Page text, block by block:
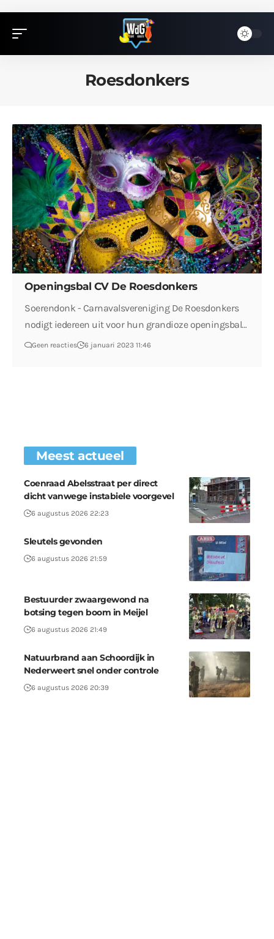
Roesdonkers
Openingsbal CV De Roesdonkers
Soerendonk - Carnavalsvereniging De Roesdonkers
nodigt iedereen uit voor hun grandioze openingsbal…
Geen reacties 6 januari 2023 11:46
Meest actueel
Coenraad Abelsstraat per direct
dicht vanwege instabiele voorgevel
6 augustus 2026 22:23
Sleutels gevonden
6 augustus 2026 21:59
Bestuurder zwaargewond na
botsing tegen boom in Meijel
6 augustus 2026 21:49
Natuurbrand aan Schoordijk in
Nederweert snel onder controle
6 augustus 2026 20:39